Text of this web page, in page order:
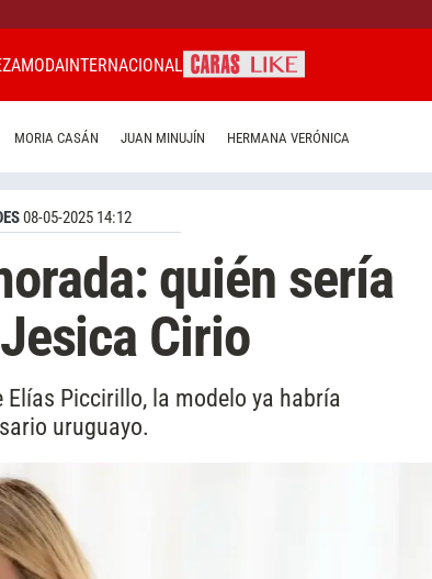
MODAINTERNACIONAL
MORIA CASÁN JUAN MINUJÍN HERMANA VERÓNICA
08-05-2025 14:12
quién sería
Cirio
Piccirillo, la modelo ya habría
uruguayo.